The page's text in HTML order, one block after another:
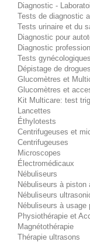
Diagnostic -
Tests de diagnostic
Tests urinaire et du
Diagnostic pour
Diagnostic
Tests gynécologiques
Dépistage de drogues
Glucomètres et
Glucomètres et
Kit Multicare: test
Lancettes
Éthylotests
Centrifugeuses et
Centrifugeuses
Microscopes
Électromédicaux
Nébuliseurs
Nébuliseurs à piston
Nébuliseurs
Nébuliseurs à
Physiothérapie et
Magnétothérapie
Thérapie ultrasons